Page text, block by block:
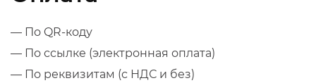
— По QR-коду
— По ссылке (электронная оплата)
— По реквизитам (с НДС и без)